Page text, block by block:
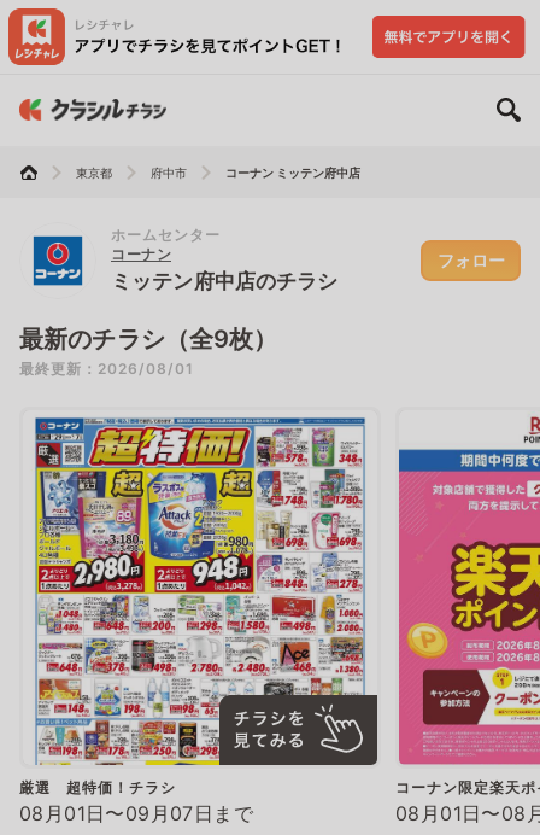
東京都 府中市 コーナン ミッテン府中店
ホームセンター
コーナン
ミッテン府中店のチラシ
フォロー
最新のチラシ（全9枚）
最終更新：2026/08/01
厳選 超特価！チラシ
08月01日〜09月07日まで
コーナン限定楽天
08月01日〜08